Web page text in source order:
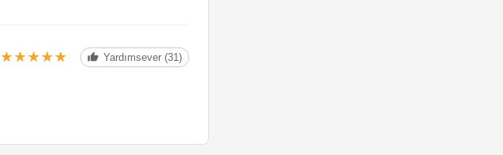
★★★★★
★★★★★ Yardımsever (31)